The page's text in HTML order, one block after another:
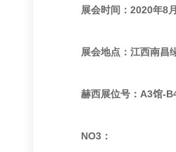
展会时间：2020年8
展会地点：江西南昌
赫西展位号：A3馆-
NO3：